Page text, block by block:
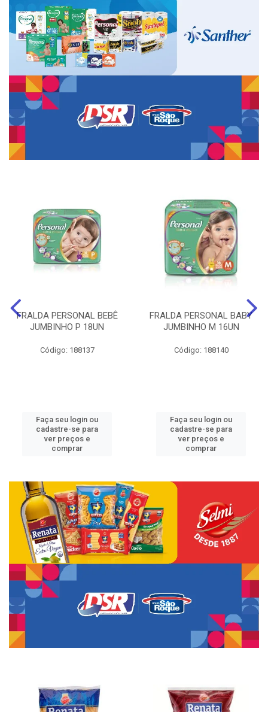
FRALDA PERSONAL BEBÊ
JUMBINHO P 18UN
Código: 188137
Faça seu login ou
cadastre-se para
ver preços e
comprar
FRALDA PERSONAL BABY
JUMBINHO M 16UN
Código: 188140
Faça seu login ou
cadastre-se para
ver preços e
comprar